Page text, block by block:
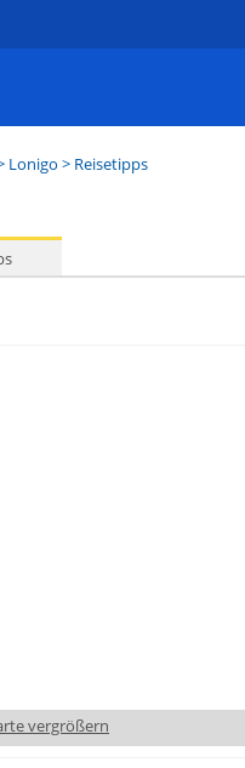
Lonigo > Reisetipps
vergrößern